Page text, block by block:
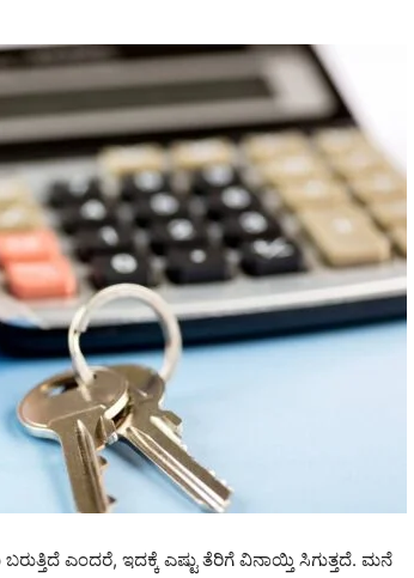
ಎಂದರೆ, ಇದಕ್ಕೆ ಎಷ್ಟು ತೆರಿಗೆ ವಿನಾಯ್ತಿ ಸಿಗುತ್ತದೆ. ಮನೆ